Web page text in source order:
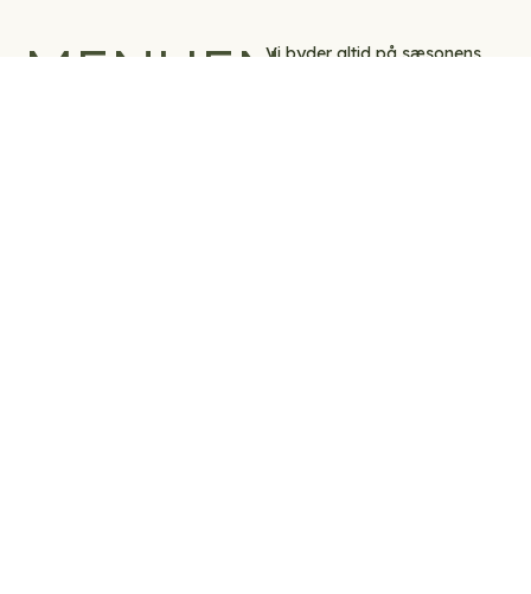
MENUENVi byder altid på sæsonens